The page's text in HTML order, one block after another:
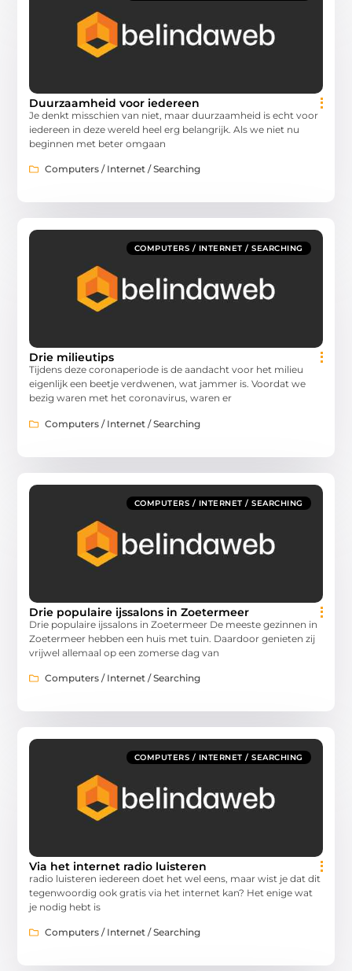
Duurzaamheid voor iedereen
Je denkt misschien van niet, maar duurzaamheid is echt voor
iedereen in deze wereld heel erg belangrijk. Als we niet nu
beginnen met beter omgaan
Computers / Internet / Searching
COMPUTERS / INTERNET / SEARCHING
Drie milieutips
Tijdens deze coronaperiode is de aandacht voor het milieu
eigenlijk een beetje verdwenen, wat jammer is. Voordat we
bezig waren met het coronavirus, waren er
Computers / Internet / Searching
COMPUTERS / INTERNET / SEARCHING
Drie populaire ijssalons in Zoetermeer
Drie populaire ijssalons in Zoetermeer De meeste gezinnen in
Zoetermeer hebben een huis met tuin. Daardoor genieten zij
vrijwel allemaal op een zomerse dag van
Computers / Internet / Searching
COMPUTERS / INTERNET / SEARCHING
Via het internet radio luisteren
radio luisteren iedereen doet het wel eens, maar wist je dat dit
tegenwoordig ook gratis via het internet kan? Het enige wat
je nodig hebt is
Computers / Internet / Searching